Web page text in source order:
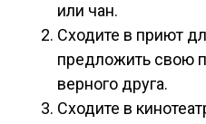
или чан.
Сходите в приют
предложить свою
верного друга.
Сходите в